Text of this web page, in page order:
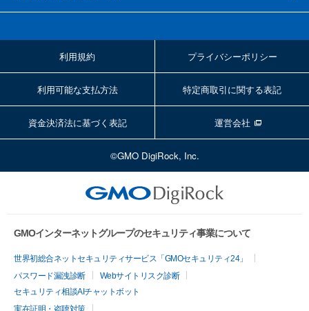
利用規約 プライバシーポリシー
利用可能な支払方法 特定商取引に関する表記
資金決済法に基づく表記 運営会社
©GMO DigiRock, Inc.
GMOインターネットグループのセキュリティ事業について
世界初総合ネットセキュリティサービス「GMOセキュリティ24」
パスワード漏洩診断
Webサイトリスク診断
セキュリティ相談AIチャットボット
実在証明・盗聴対策